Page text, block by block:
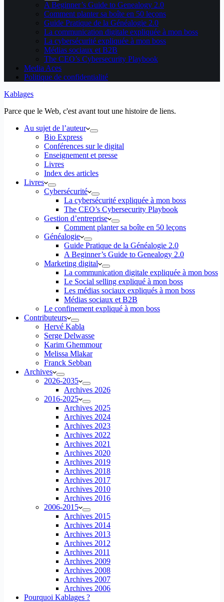
A Beginner’s Guide to Genealogy 2.0
Comment planter sa boîte en 50 leçons
Guide Pratique de la Généalogie 2.0
La communication digitale expliquée à mon boss
La cybersécurité expliquée à mon boss
Médias sociaux et B2B
The CEO’s Cybersecurity Playbook
Media Aces
Politique de confidentialité
Kablages
Parce que le Web, c'est avant tout une histoire de liens.
Au sujet de l’auteur
Bio Express
Conférences sur le digital
Enseignement et presse
Livres
Index des articles
Livres
Cybersécurité
La cybersécurité expliquée à mon boss
The CEO’s Cybersecurity Playbook
Gestion d’entreprise
Comment planter sa boîte en 50 leçons
Généalogie
Guide Pratique de la Généalogie 2.0
A Beginner’s Guide to Genealogy 2.0
Marketing digital
La communication digitale expliquée à mon boss
Le Social selling expliqué à mon boss
Les médias sociaux expliqués à mon boss
Médias sociaux et B2B
Le confinement expliqué à mon boss
Contributeurs
Hervé Kabla
Serge Delwasse
Karim Ghemmour
Melissa Mlakar
Franck Sebban
Archives
2026-2035
Archives 2026
2016-2025
Archives 2025
Archives 2024
Archives 2023
Archives 2022
Archives 2021
Archives 2020
Archives 2019
Archives 2018
Archives 2017
Archives 2010
Archives 2016
2006-2015
Archives 2015
Archives 2014
Archives 2013
Archives 2012
Archives 2011
Archives 2009
Archives 2008
Archives 2007
Archives 2006
Pourquoi Kablages ?